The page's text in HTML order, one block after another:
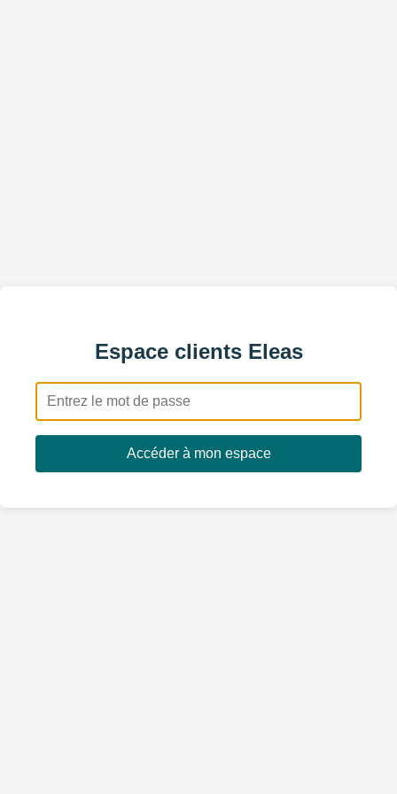
Espace clients Eleas
Accéder à mon espace